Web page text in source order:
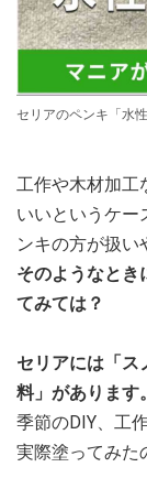
セリアのペンキ「水
工作や木材加工
いいというケー
ンキの方が扱い
そのようなとき
てみては？
セリアには「ス
料」があります。
季節のDIY、工
実際塗ってみた